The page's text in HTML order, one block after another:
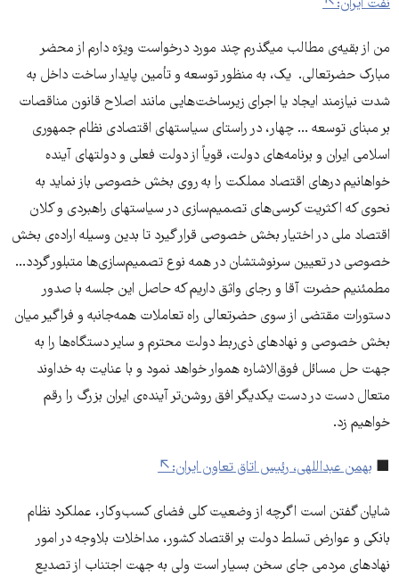
نفت ایران:
من از بقیه‌ی مطالب میگذرم چند مورد درخواست ویژه دارم از محضر
مبارک حضرتعالی. یک، به منظور توسعه و تأمین پایدار ساخت داخل به
شدت نیازمند ایجاد یا اجرای زیرساخت‌ها‌یی مانند اصلاح قانون مناقصات
بر مبنای توسعه ... چهار، در راستای سیاستهای اقتصادی نظام جمهوری
اسلامی ایران و برنامه‌های دولت، قویاً از دولت فعلی و دولتهای آینده
خواهانیم درهای اقتصاد مملکت را به روی بخش خصوصی باز نماید به
نحوی که اکثریت کرسی‌های تصمیم‌سازی در سیاستهای راهبردی و کلان
اقتصاد ملی در اختیار بخش خصوصی قرار گیرد تا بدین وسیله اراده‌ی بخش
خصوصی در تعیین سرنوشتشان در همه‌ نوع تصمیم‌سازی‌ها متبلور گردد...
مطمئنیم حضرت آقا و رجای واثق داریم که حاصل این جلسه با صدور
دستورات مقتضی از سوی حضرتعالی راه تعاملات همه‌جانبه و فراگیر میان
بخش خصوصی و نهادهای ذی‌ربط دولت محترم و سایر دستگاه‌ها را به
جهت حل مسائل فوق‌الاشاره هموار خواهد نمود و با عنایت به خداوند
متعال دست در دست یکدیگر افق روشن‌تر آینده‌ی ایران بزرگ را رقم
خواهیم زد.
■ بهمن عبداللهی، رئیس اتاق تعاون ایران:
شایان گفتن است اگرچه از وضعیت کلی فضای کسب‌وکار، عملکرد نظام
بانکی و عوارض تسلط دولت بر اقتصاد کشور، مداخلات بلاوجه در امور
نهادهای مردمی جای سخن بسیار است ولی به جهت اجتناب از تصدیع